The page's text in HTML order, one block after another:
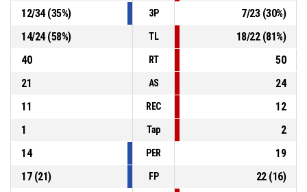
3, J. Ayarza , 3PT tiro en suspensión fallado P4 00:10
12/34(35%) 3P 7/23(30%)
14/24(58%) TL 18/22(81%)
40
RT
50
21
AS
24
11
REC
12
1
Tap
2
14
PER
19
17(21) FP 22(16)